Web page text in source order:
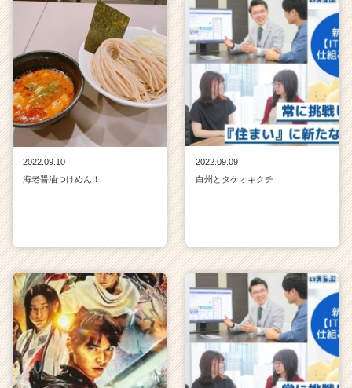
2022.09.10
海老醤油つけめん！
2022.09.09
白州とタケオキクチ